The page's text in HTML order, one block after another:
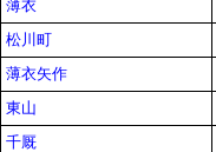
薄衣
松川町
薄衣矢作
東山
千厩